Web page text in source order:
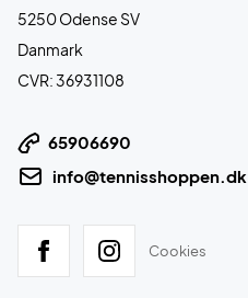
5250 Odense SV
Danmark
CVR: 36931108
65906690
info@tennisshoppen.dk
Cookies